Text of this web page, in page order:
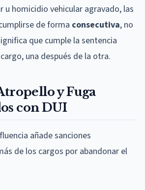
u homicidio vehicular agravado, las
de forma consecutiva, no
que cumple la sentencia
una después de la otra.
y Fuga
con DUI
añade sanciones
de los cargos por abandonar el